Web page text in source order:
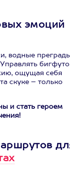
эмоций
водные
ощущая себя
скуке – только
и стать героем